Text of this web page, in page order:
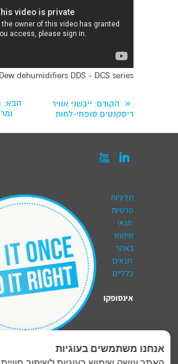
dehumidifiers DDS - DCS series
« הקודם: ייבשני אוויר
דיסקנטים סופחי-לחות
הבא:
 
מדיניות
פרטיות
תנאי
שימוש
באתר
תנאים
כלליים
אינסופקו
טכנולוגיות בע"מ|
Technologies Ltdאנחנו משתמשים בעוגיות